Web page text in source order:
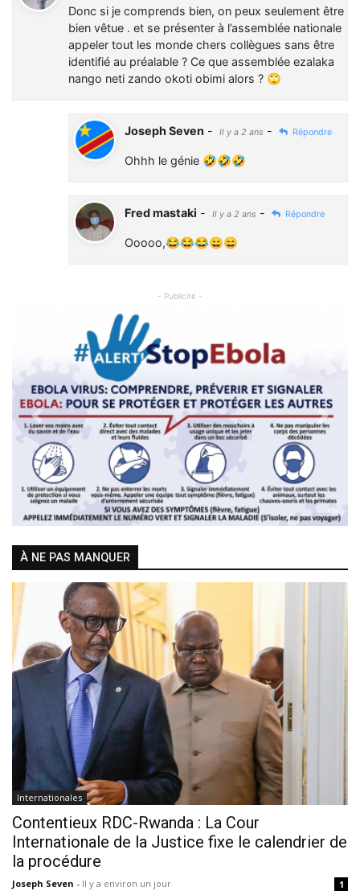
Donc si je comprends bien, on peux seulement être
bien vêtue . et se présenter à l’assemblée nationale
appeler tout les monde chers collègues sans être
identifié au préalable ? Ce que assemblée ezalaka
nango neti zando okoti obimi alors ? 🙄
Joseph Seven - Il y a 2 ans - Répondre
Ohhh le génie 🤣🤣🤣
Fred mastaki - Il y a 2 ans - Répondre
Ooooo,😂😂😂😄😄
- Publicité -
Previous Next
À NE PAS MANQUER
Internationales
Contentieux RDC-Rwanda : La Cour
Internationale de la Justice fixe le calendrier de
la procédure
Joseph Seven - Il y a environ un jour 1